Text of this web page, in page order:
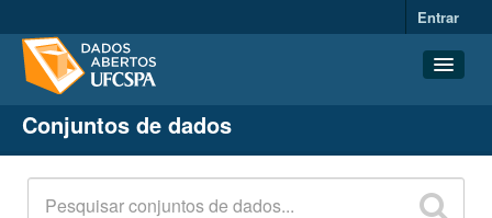
Entrar
Conjuntos de dados
Organizações
Grupos
Conjuntos de dados